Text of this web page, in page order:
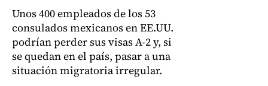
Unos 400 empleados de los 53
consulados mexicanos en EE.UU.
podrían perder sus visas A-2 y, si
se quedan en el país, pasar a una
situación migratoria irregular.